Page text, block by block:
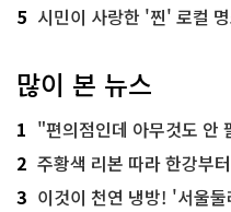
5 시민이 사랑한 '찐' 로컬 명
많이 본 뉴스
1 "편의점인데 아무것도 안 팔아
2 주황색 리본 따라 한강부터 메
3 이것이 천연 냉방! '서울